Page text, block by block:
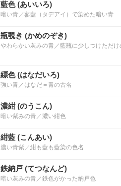
藍色 (あいいろ)
暗い青／蓼藍（タデアイ）で染めた暗い青
瓶覗き (かめのぞき)
やわらかい灰みの青／藍瓶に少しつけただ
縹色 (はなだいろ)
強い青／はなだ＝青の古名
濃紺 (のうこん)
暗い紫みの青／濃い紺色
紺藍 (こんあい)
濃い青紫／紺も藍も藍染の色名
鉄納戸 (てつなんど)
暗い灰みの青／鉄色がかった納戸色